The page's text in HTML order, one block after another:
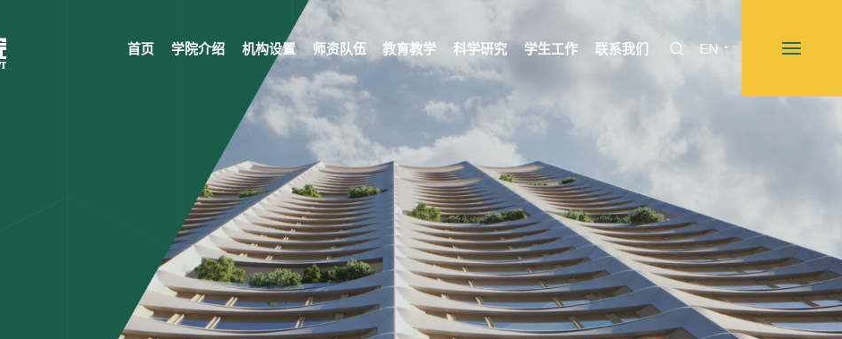
首页 学院介绍 机构设置 师资队伍 教育教学 科学研究 学生工作 联系我们 EN